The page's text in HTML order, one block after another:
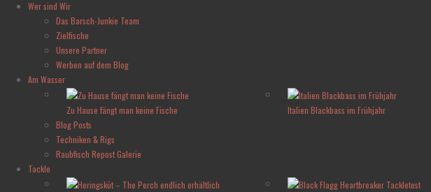
Wer sind Wir
Das Barsch-Junkie Team
Zielfische
Unsere Partner
Werben auf dem Blog
Am Wasser
Zu Hause fängt man keine Fische Italien Blackbass im Frühjahr
Blog Posts
Techniken & Rigs
Raubfisch Repost Galerie
Tackle